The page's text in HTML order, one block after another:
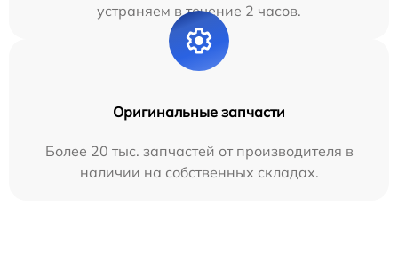
устраняем в течение 2 часов.
Оригинальные запчасти
Более 20 тыс. запчастей от производителя в
наличии на собственных складах.